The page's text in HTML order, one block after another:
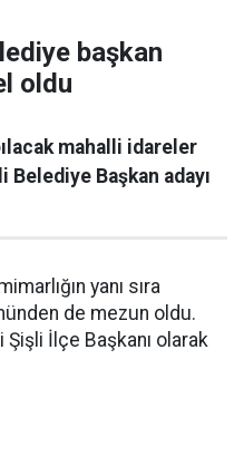
başkan
oldu
mahalli idareler
Başkan adayı
yanı sıra
de mezun oldu.
İlçe Başkanı olarak